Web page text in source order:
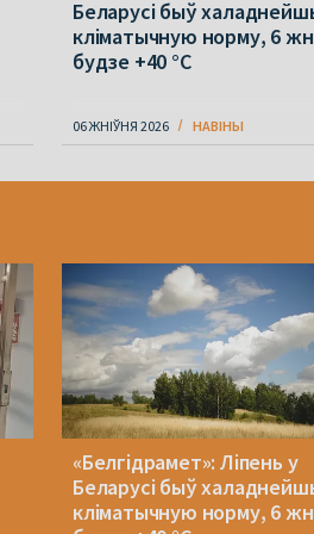
Беларусі быў
кліматычную норму, 6
будзе +40 °С
06 ЖНІЎНЯ 2026 НАВІНЫ
«Белгідрамет»: Ліпень у
Беларусі быў
кліматычную норму, 6